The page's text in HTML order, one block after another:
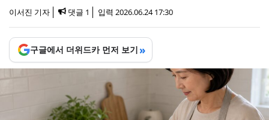
이서진 기자 댓글 1 입력 2026.06.24 17:30
구글에서 더위드카 먼저 보기 »